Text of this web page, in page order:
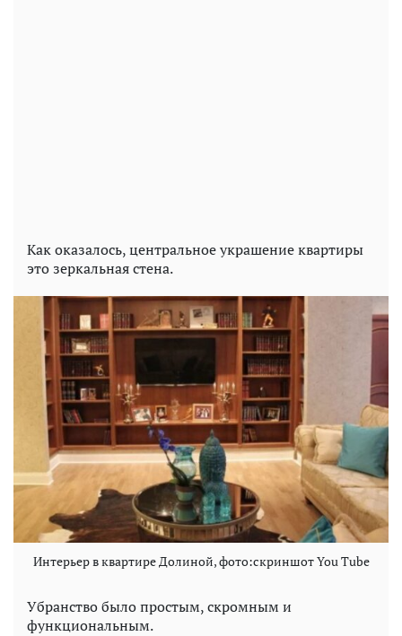
Как оказалось, центральное украшение квартиры
это зеркальная стена.
Интерьер в квартире Долиной, фото:скриншот You Tube
Убранство было простым, скромным и
функциональным.